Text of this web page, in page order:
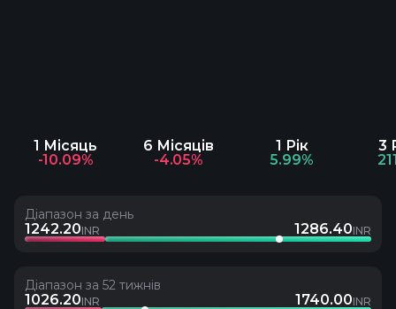
1 Місяць
-10.09%
6 Місяців
-4.05%
1 Рік
5.99%
3
Діапазон за день
1242.20INR 1286.40INR
Діапазон за 52 тижнів
1026.20INR 1740.00INR